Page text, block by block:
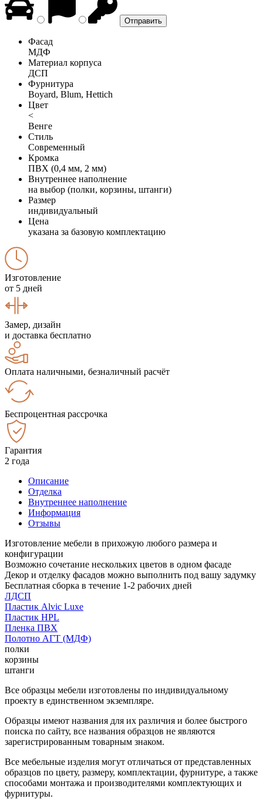
Фасад
МДФ
Материал корпуса
ДСП
Фурнитура
Boyard, Blum, Hettich
Цвет
<
Венге
Стиль
Современный
Кромка
ПВХ (0,4 мм, 2 мм)
Внутреннее наполнение
на выбор (полки, корзины, штанги)
Размер
индивидуальный
Цена
указана за базовую комплектацию
Изготовление
от 5 дней
Замер, дизайн
и доставка бесплатно
Оплата наличными, безналичный расчёт
Беспроцентная рассрочка
Гарантия
2 года
Описание
Отделка
Внутреннее наполнение
Информация
Отзывы
Изготовление мебели в прихожую любого размера и
конфигурации
Возможно сочетание нескольких цветов в одном фасаде
Декор и отделку фасадов можно выполнить под вашу задумку
Бесплатная сборка в течение 1-2 рабочих дней
ЛДСП
Пластик Alvic Luxe
Пластик HPL
Пленка ПВХ
Полотно АГТ (МДФ)
полки
корзины
штанги
Все образцы мебели изготовлены по индивидуальному
проекту в единственном экземпляре.
Образцы имеют названия для их различия и более быстрого
поиска по сайту, все названия образцов не являются
зарегистрированным товарным знаком.
Все мебельные изделия могут отличаться от представленных
образцов по цвету, размеру, комплектации, фурнитуре, а также
способами монтажа и производителями комплектующих и
фурнитуры.